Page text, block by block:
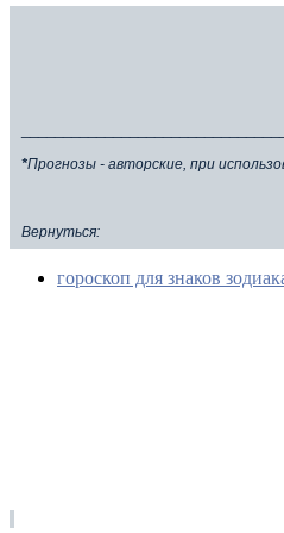
*Прогнозы - авторские, при
Вернуться:
гороскоп для знаков